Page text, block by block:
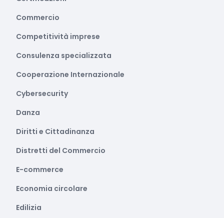
Commercio
Competitività imprese
Consulenza specializzata
Cooperazione Internazionale
Cybersecurity
Danza
Diritti e Cittadinanza
Distretti del Commercio
E-commerce
Economia circolare
Edilizia